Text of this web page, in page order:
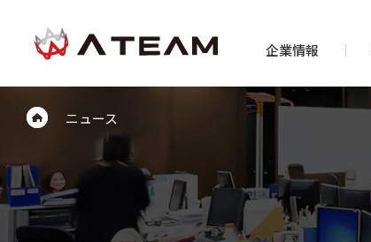
企業情報
ニュース